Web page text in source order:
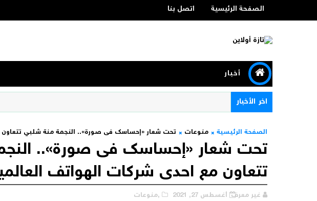
الصفحة الرئيسية اتصل بنا
أخبار
اخر الأخبار
الصفحة الرئيسية منوعات تحت شعار «إحساسك فى صورة».. النجمة منة شلبي تتعاون
تحت شعار «إحساسك فى صورة»..
تتعاون مع احدى شركات الهواتف
غير معرف أغسطس 27, 2021 ,منوعات